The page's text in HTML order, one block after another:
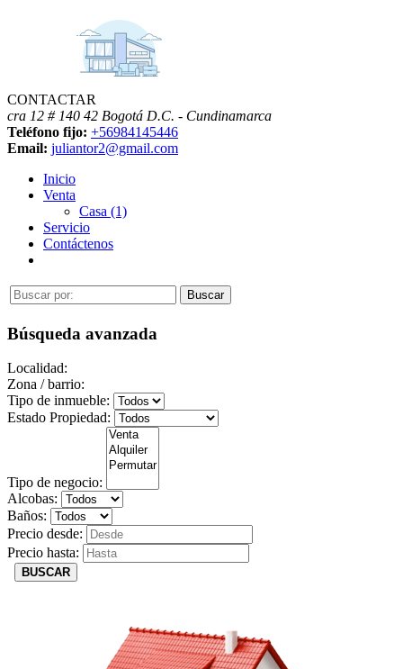
CONTACTAR
cra 12 # 140 42 Bogotá D.C. - Cundinamarca
Teléfono fijo: +56984145446
Email: juliantor2@gmail.com
Inicio
Venta
Casa (1)
Servicio
Contáctenos
Búsqueda avanzada
Localidad:
Zona / barrio:
Tipo de inmueble:
Estado Propiedad:
Tipo de negocio:
Alcobas:
Baños:
Precio desde:
Precio hasta:
BUSCAR